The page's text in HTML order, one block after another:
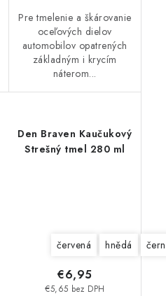
Pre tmelenie a škárovanie
oceľových dielov
automobilov opatrených
základným i krycím
náterom...
Den Braven Kaučukový
Strešný tmel 280 ml
červená hnědá
€5,65 bez DPH
€6,95